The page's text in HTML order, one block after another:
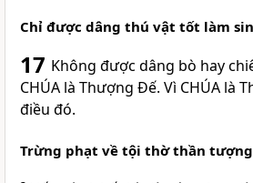
Chỉ được dâng thú vật tốt làm
17 Không được dâng bò hay
CHÚA là Thượng Đế. Vì CHÚA là
điều đó.
Trừng phạt về tội thờ thần tượng